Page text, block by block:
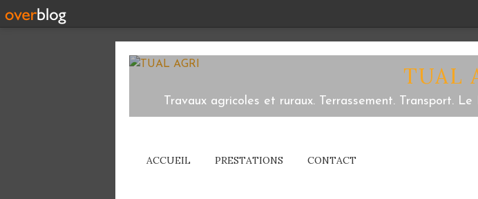
TUAL
Travaux agricoles et ruraux. Terrassement. Transport.
ACCUEIL PRESTATIONS CONTACT